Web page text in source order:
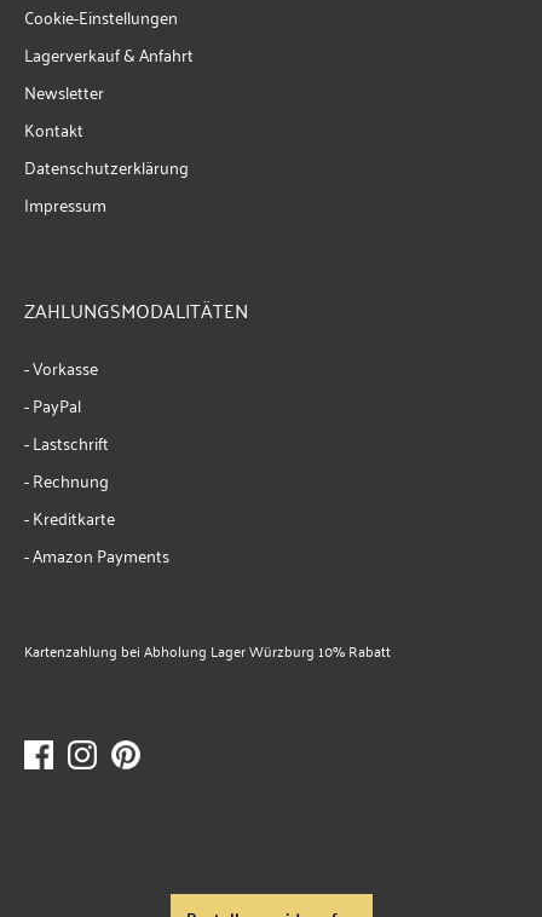
Cookie-Einstellungen
Lagerverkauf & Anfahrt
Newsletter
Kontakt
Datenschutzerklärung
Impressum
ZAHLUNGSMODALITÄTEN
- Vorkasse
- PayPal
- Lastschrift
- Rechnung
- Kreditkarte
- Amazon Payments
Kartenzahlung bei Abholung Lager Würzburg 10% Rabatt